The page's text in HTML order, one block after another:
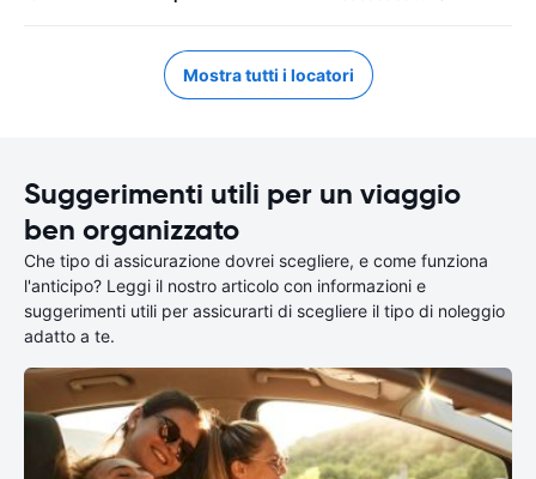
Mostra tutti i locatori
Suggerimenti utili per un viaggio
ben organizzato
Che tipo di assicurazione dovrei scegliere, e come funziona
l'anticipo? Leggi il nostro articolo con informazioni e
suggerimenti utili per assicurarti di scegliere il tipo di noleggio
adatto a te.